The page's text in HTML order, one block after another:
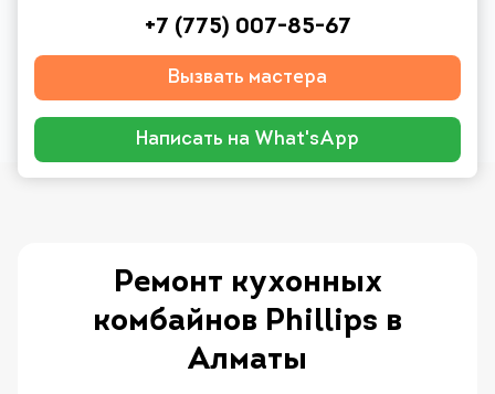
+7 (775) 007-85-67
Вызвать мастера
Написать на What'sApp
Ремонт кухонных
комбайнов Phillips в
Алматы